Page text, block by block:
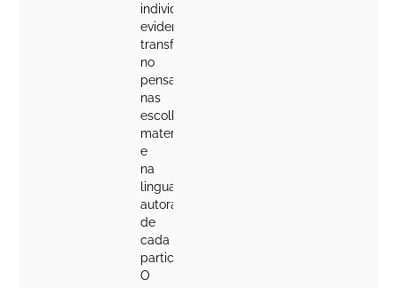
individual,
evidenciando
transformações
no
pensamento,
nas
escolhas
materiais
e
na
linguagem
autoral
de
cada
participante.
O